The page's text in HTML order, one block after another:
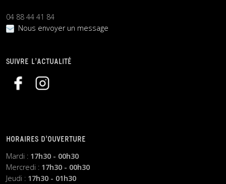
04 88 44 41 84
Nous envoyer un message
SUIVRE L’ACTUALITÉ
HORAIRES D’OUVERTURE
Mardi : 17h30 - 00h30
Mercredi : 17h30 - 00h30
Jeudi : 17h30 - 01h30